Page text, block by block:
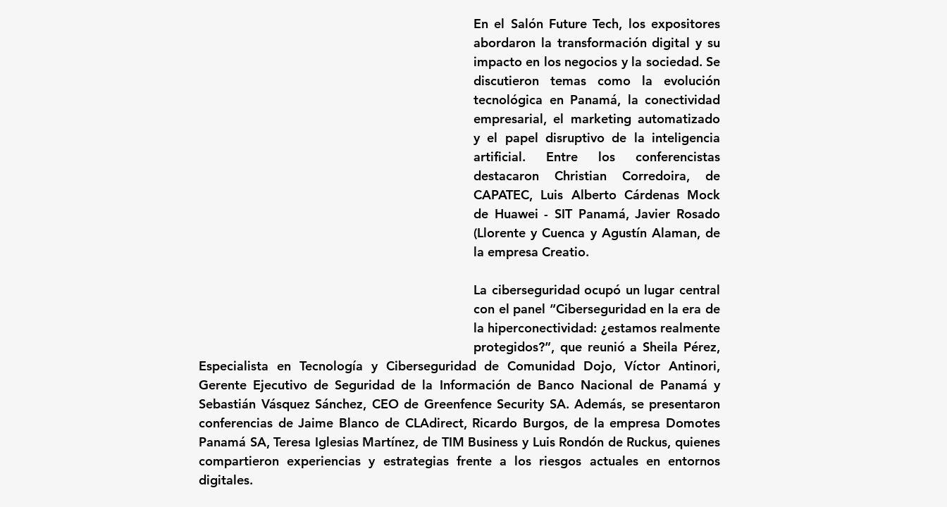
En el Salón Future Tech, los expositores
abordaron la transformación digital y su
impacto en los negocios y la sociedad. Se
discutieron temas como la evolución
tecnológica en Panamá, la conectividad
empresarial, el marketing automatizado
y el papel disruptivo de la inteligencia
artificial. Entre los conferencistas
destacaron Christian Corredoira, de
CAPATEC, Luis Alberto Cárdenas Mock
de Huawei - SIT Panamá, Javier Rosado
(Llorente y Cuenca y Agustín Alaman, de
la empresa Creatio.
La ciberseguridad ocupó un lugar central
con el panel “Ciberseguridad en la era de
la hiperconectividad: ¿estamos realmente
protegidos?”, que reunió a Sheila Pérez,
Especialista en Tecnología y Ciberseguridad de Comunidad Dojo, Víctor Antinori,
Gerente Ejecutivo de Seguridad de la Información de Banco Nacional de Panamá y
Sebastián Vásquez Sánchez, CEO de Greenfence Security SA. Además, se presentaron
conferencias de Jaime Blanco de CLAdirect, Ricardo Burgos, de la empresa Domotes
Panamá SA, Teresa Iglesias Martínez, de TIM Business y Luis Rondón de Ruckus, quienes
compartieron experiencias y estrategias frente a los riesgos actuales en entornos
digitales.